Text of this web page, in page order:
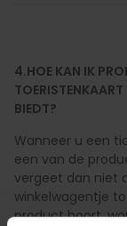
4.HOE KAN IK
BIEDT?
Wanneer u een
een van de
vergeet dan niet
winkelwagentje
product hoort,